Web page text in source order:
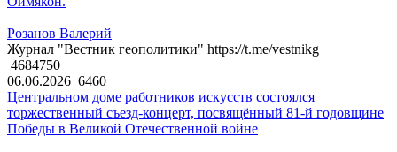
Розанов Валерий
Журнал "Вестник геополитики" https://t.me/vestnikg
4684750
06.06.2026 6460
Центральном доме работников искусств состоялся
торжественный съезд-концерт, посвящённый 81-й годовщине
Победы в Великой Отечественной войне